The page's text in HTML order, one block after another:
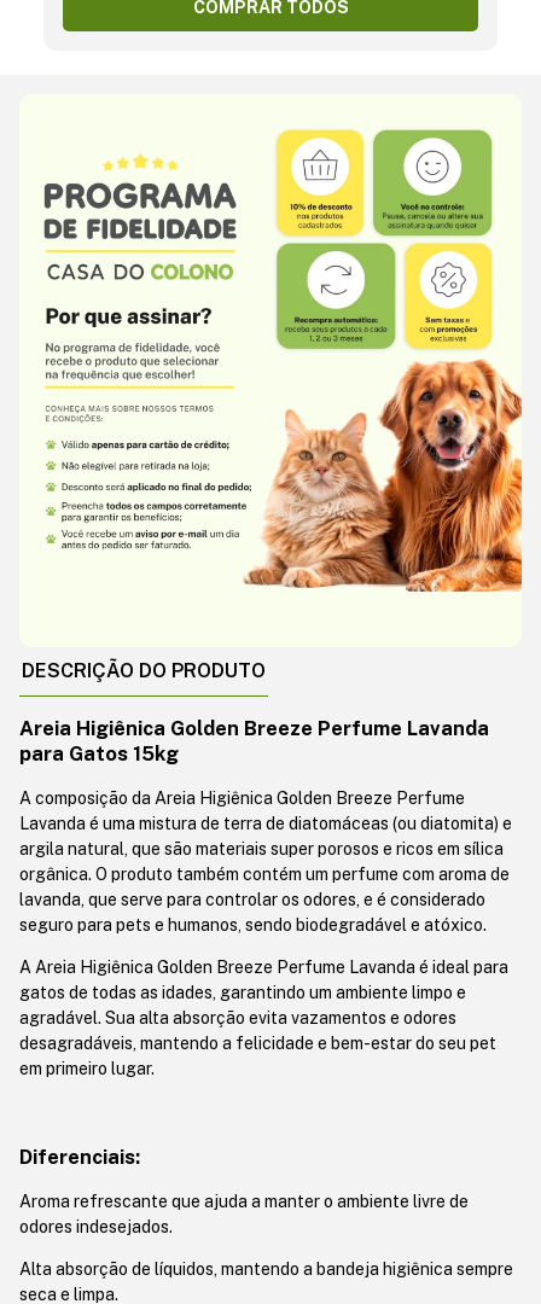
COMPRAR TODOS
DESCRIÇÃO DO PRODUTO
Areia Higiênica Golden Breeze Perfume Lavanda
para Gatos 15kg
A composição da Areia Higiênica Golden Breeze Perfume
Lavanda é uma mistura de terra de diatomáceas (ou diatomita) e
argila natural, que são materiais super porosos e ricos em sílica
orgânica. O produto também contém um perfume com aroma de
lavanda, que serve para controlar os odores, e é considerado
seguro para pets e humanos, sendo biodegradável e atóxico.
A Areia Higiênica Golden Breeze Perfume Lavanda é ideal para
gatos de todas as idades, garantindo um ambiente limpo e
agradável. Sua alta absorção evita vazamentos e odores
desagradáveis, mantendo a felicidade e bem-estar do seu pet
em primeiro lugar.
Diferenciais:
Aroma refrescante que ajuda a manter o ambiente livre de
odores indesejados.
Alta absorção de líquidos, mantendo a bandeja higiênica sempre
seca e limpa.